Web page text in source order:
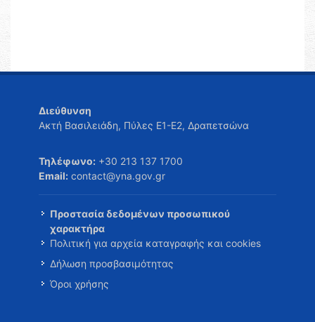
Διεύθυνση
Ακτή Βασιλειάδη, Πύλες Ε1-Ε2, Δραπετσώνα
Τηλέφωνο: +30 213 137 1700
Email: contact@yna.gov.gr
Προστασία δεδομένων προσωπικού
χαρακτήρα
Πολιτική για αρχεία καταγραφής και cookies
Δήλωση προσβασιμότητας
Όροι χρήσης